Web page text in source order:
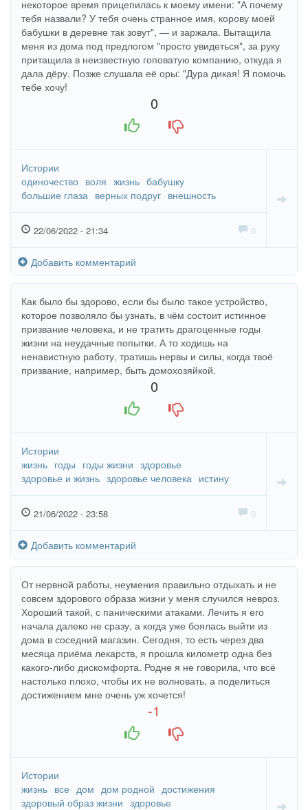
некоторое время прицепилась к моему имени: "А почему
тебя назвали? У тебя очень странное имя, корову моей
бабушки в деревне так зовут", — и заржала. Вытащила
меня из дома под предлогом "просто увидеться", за руку
притащила в неизвестную гоповатую компанию, откуда я
дала дёру. Позже слушала её оры: "Дура дикая! Я помочь
тебе хочу!
0
Истории
одиночество воля жизнь бабушку
большие глаза верных подруг внешность
22/06/2022 - 21:34 0
Добавить комментарий
Как было бы здорово, если бы было такое устройство,
которое позволяло бы узнать, в чём состоит истинное
призвание человека, и не тратить драгоценные годы
жизни на неудачные попытки. А то ходишь на
ненавистную работу, тратишь нервы и силы, когда твоё
призвание, например, быть домохозяйкой.
0
Истории
жизнь годы годы жизни здоровье
здоровье и жизнь здоровье человека истину
21/06/2022 - 23:58 0
Добавить комментарий
От нервной работы, неумения правильно отдыхать и не
совсем здорового образа жизни у меня случился невроз.
Хороший такой, с паническими атаками. Лечить я его
начала далеко не сразу, а когда уже боялась выйти из
дома в соседний магазин. Сегодня, то есть через два
месяца приёма лекарств, я прошла километр одна без
какого-либо дискомфорта. Родне я не говорила, что всё
настолько плохо, чтобы их не волновать, а поделиться
достижением мне очень уж хочется!
-1
Истории
жизнь все дом дом родной достижения
здоровый образ жизни здоровье